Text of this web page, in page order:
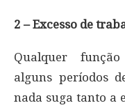
2 – Excesso de
Qualquer
alguns períodos
nada suga tanto a